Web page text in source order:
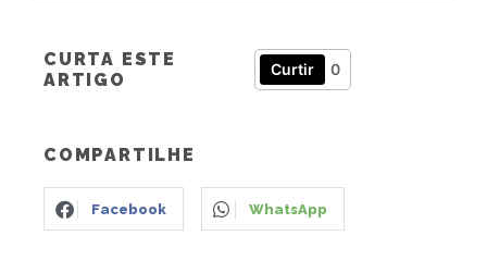
CURTA ESTE
ARTIGO
Curtir 0
COMPARTILHE
Facebook WhatsApp